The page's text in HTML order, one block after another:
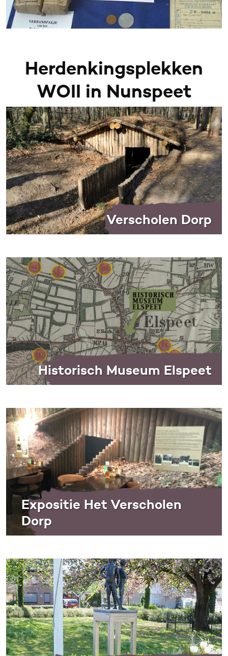
Herdenkingsplekken
WOII in Nunspeet
Verscholen Dorp
Historisch Museum Elspeet
Expositie Het Verscholen
Dorp